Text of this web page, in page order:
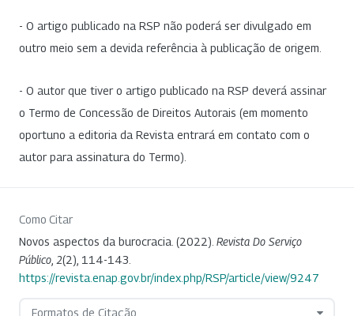
- O artigo publicado na RSP não poderá ser divulgado em
outro meio sem a devida referência à publicação de origem.
- O autor que tiver o artigo publicado na RSP deverá assinar
o Termo de Concessão de Direitos Autorais (em momento
oportuno a editoria da Revista entrará em contato com o
autor para assinatura do Termo).
Como Citar
Novos aspectos da burocracia. (2022). Revista Do Serviço
Público 2(2), 114-143.
https://revista.enap.gov.br/index.php/RSP/article/view/9247
Formatos de Citação